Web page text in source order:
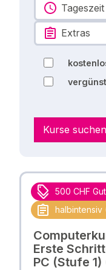
Tageszeit
Extras
Kurse suchen
500 CHF
halbintensiv
Erste
PC (Stufe